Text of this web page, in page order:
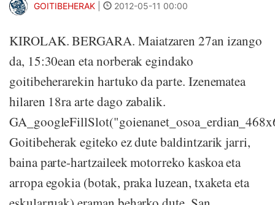
GOITIBEHERAK 2012-05-11 00:00
KIROLAK. BERGARA. Maiatzaren 27an izango
da, 15:30ean eta norberak egindako
goitibeherarekin hartuko da parte. Izenematea
hilaren 18ra arte dago zabalik.
Goitibeherak egiteko ez dute baldintzarik jarri,
baina parte-hartzaileek motorreko kaskoa eta
arropa egokia (botak, praka luzean, txaketa eta